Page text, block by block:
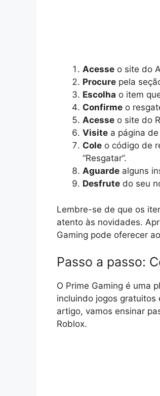
Acesse o site do
Procure pela
Escolha o item
Confirme o
Acesse o site do
Visite a página
Cole o código de
“Resgatar”.
Aguarde alguns
Desfrute do seu
Lembre-se de que os
atento às novidades.
Gaming pode oferecer
Passo a passo:
O Prime Gaming é uma
incluindo jogos gratuitos
artigo, vamos ensinar
Roblox.